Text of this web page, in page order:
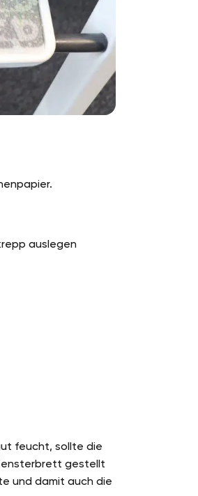
auslegen
feucht, sollte die
gestellt
und damit auch die